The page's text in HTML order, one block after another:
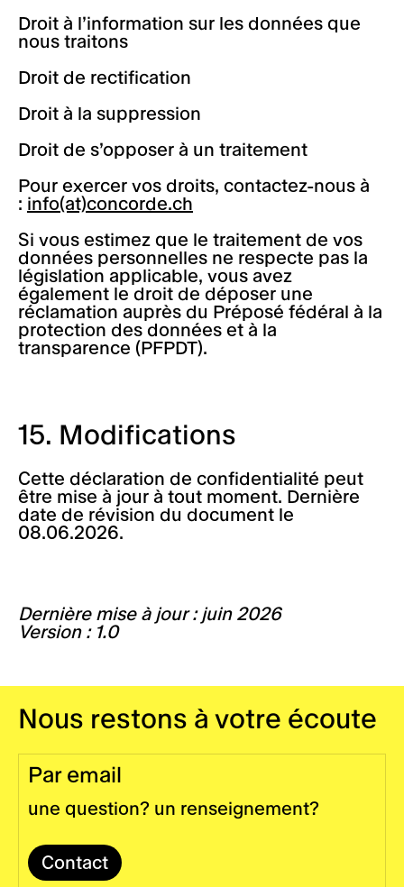
Droit à l’information sur les données que
nous traitons
Droit de rectification
Droit à la suppression
Droit de s’opposer à un traitement
Pour exercer vos droits, contactez-nous à
: info(at)concorde.ch
Si vous estimez que le traitement de vos
données personnelles ne respecte pas la
législation applicable, vous avez
également le droit de déposer une
réclamation auprès du Préposé fédéral à la
protection des données et à la
transparence (PFPDT).
15. Modifications
Cette déclaration de confidentialité peut
être mise à jour à tout moment. Dernière
date de révision du document le
08.06.2026.
Dernière mise à jour : juin 2026
Version : 1.0
Nous restons à votre écoute
Par email
une question? un renseignement?
Contact